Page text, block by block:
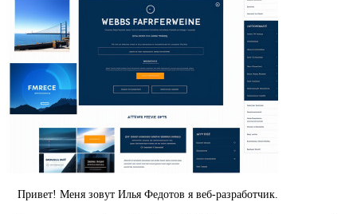
Привет! Меня зовут Илья Федотов я веб-разработчик.